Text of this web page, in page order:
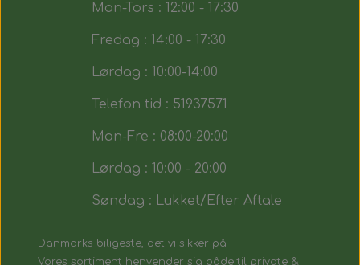
Man-Tors : 12:00 - 17:30
Fredag : 14:00 - 17:30
Lørdag : 10:00-14:00
Telefon tid : 51937571
Man-Fre : 08:00-20:00
Lørdag : 10:00 - 20:00
Søndag : Lukket/Efter Aftale
Danmarks biligeste, det vi sikker på !
Vores sortiment henvender sig både til private &